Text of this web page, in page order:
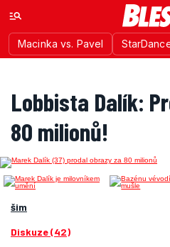
Macinka vs. Pavel
Lobbista Dalík:
80 milionů!
šim
Diskuze (42)